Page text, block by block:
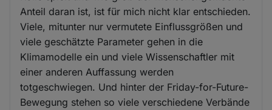
Anteil daran ist, ist für mich nicht klar entschieden.
Viele, mitunter nur vermutete Einflussgrößen und
viele geschätzte Parameter gehen in die
Klimamodelle ein und viele Wissenschaftler mit
einer anderen Auffassung werden
totgeschwiegen. Und hinter der Friday-for-Future-
Bewegung stehen so viele verschiedene Verbände